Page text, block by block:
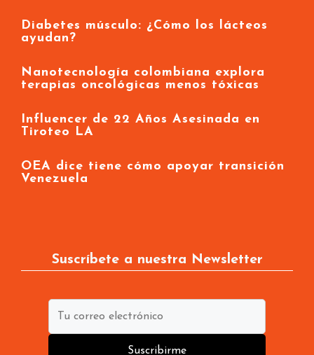
Diabetes músculo: ¿Cómo los lácteos
ayudan?
Nanotecnología colombiana explora
terapias oncológicas menos tóxicas
Influencer de 22 Años Asesinada en
Tiroteo LA
OEA dice tiene cómo apoyar transición
Venezuela
Suscríbete a nuestra Newsletter
Suscribirme